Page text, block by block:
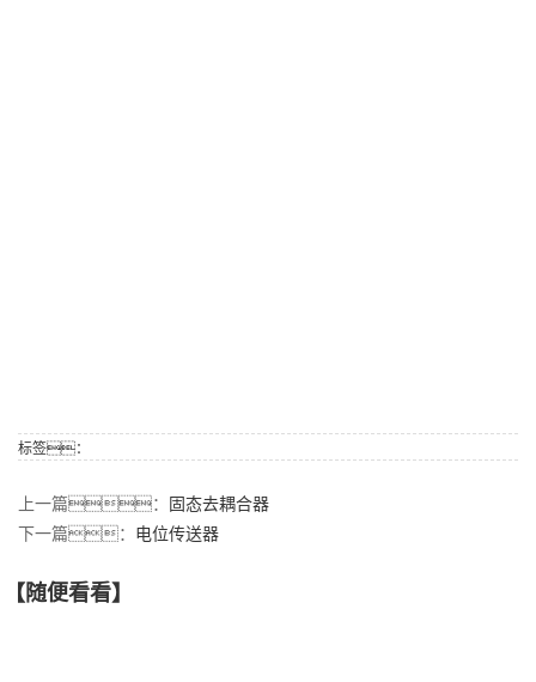
标签：
上一篇： 固态去耦合器
下一篇： 电位传送器
【随便看看】